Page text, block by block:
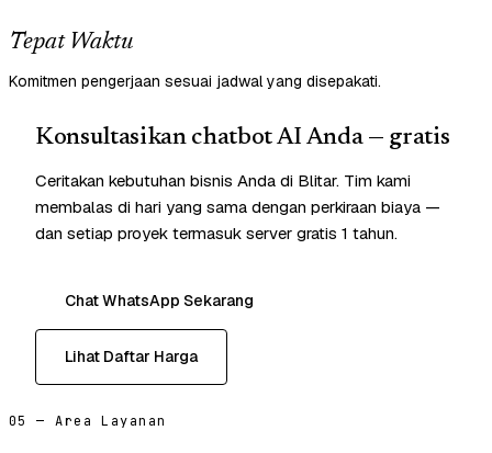
Tepat Waktu
Komitmen pengerjaan sesuai jadwal yang disepakati.
Konsultasikan chatbot AI Anda — gratis
Ceritakan kebutuhan bisnis Anda di Blitar. Tim kami
membalas di hari yang sama dengan perkiraan biaya —
dan setiap proyek termasuk server gratis 1 tahun.
Chat WhatsApp Sekarang
Lihat Daftar Harga
05 — Area Layanan